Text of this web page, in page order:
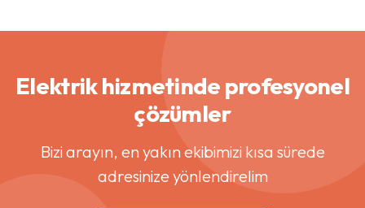
Elektrik hizmetinde profesyonel
çözümler
Bizi arayın, en yakın ekibimizi kısa sürede
adresinize yönlendirelim